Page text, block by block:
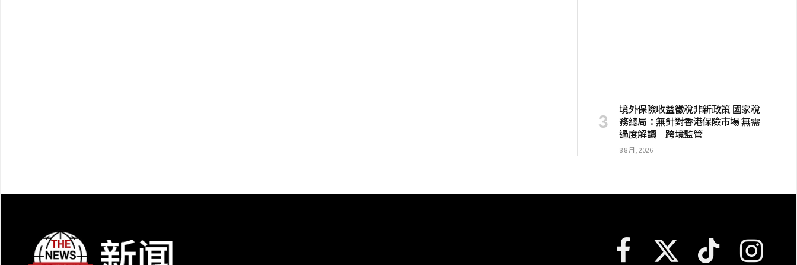
境外保險收益徵稅非新政策 國家稅
務總局：無針對香港保險市場 無需
過度解讀｜跨境監管
8 8 月, 2026
Facebook X
TikTok Instagram